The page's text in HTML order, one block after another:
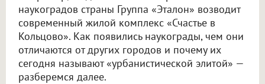
наукоградов страны Группа «Эталон» возводит
современный жилой комплекс «Счастье в
Кольцово». Как появились наукограды, чем они
отличаются от других городов и почему их
сегодня называют «урбанистической элитой» —
разберемся далее.